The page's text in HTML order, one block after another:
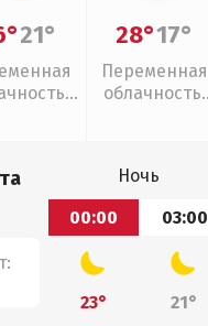
21° 28°17°
Переменная
облачность,
Ночь
00:00
03:00
23° 21°